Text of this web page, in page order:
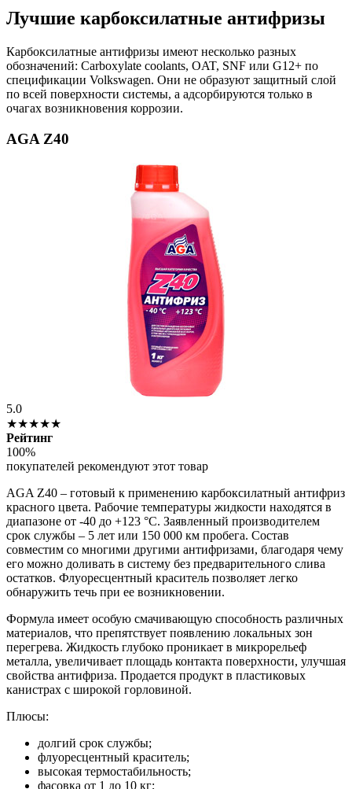
Лучшие карбоксилатные антифризы
Карбоксилатные антифризы имеют несколько разных
обозначений: Carboxylate coolants, OAT, SNF или G12+ по
спецификации Volkswagen. Они не образуют защитный слой
по всей поверхности системы, а адсорбируются только в
очагах возникновения коррозии.
AGA Z40
5.0
★★★★★
Рейтинг
100%
покупателей рекомендуют этот товар
AGA Z40 – готовый к применению карбоксилатный антифриз
красного цвета. Рабочие температуры жидкости находятся в
диапазоне от -40 до +123 °C. Заявленный производителем
срок службы – 5 лет или 150 000 км пробега. Состав
совместим со многими другими антифризами, благодаря чему
его можно доливать в систему без предварительного слива
остатков. Флуоресцентный краситель позволяет легко
обнаружить течь при ее возникновении.
Формула имеет особую смачивающую способность различных
материалов, что препятствует появлению локальных зон
перегрева. Жидкость глубоко проникает в микрорельеф
металла, увеличивает площадь контакта поверхности, улучшая
свойства антифриза. Продается продукт в пластиковых
канистрах с широкой горловиной.
Плюсы:
долгий срок службы;
флуоресцентный краситель;
высокая термостабильность;
фасовка от 1 до 10 кг;